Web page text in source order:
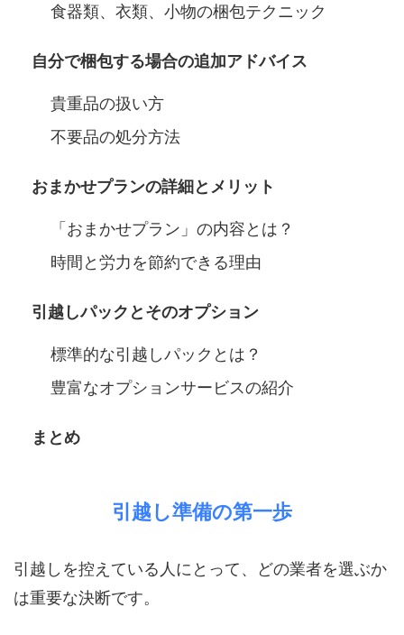
食器類、衣類、小物の梱包テクニック
自分で梱包する場合の追加アドバイス
貴重品の扱い方
不要品の処分方法
おまかせプランの詳細とメリット
「おまかせプラン」の内容とは？
時間と労力を節約できる理由
引越しパックとそのオプション
標準的な引越しパックとは？
豊富なオプションサービスの紹介
まとめ
引越し準備の第一歩
引越しを控えている人にとって、どの業者を選ぶか
は重要な決断です。